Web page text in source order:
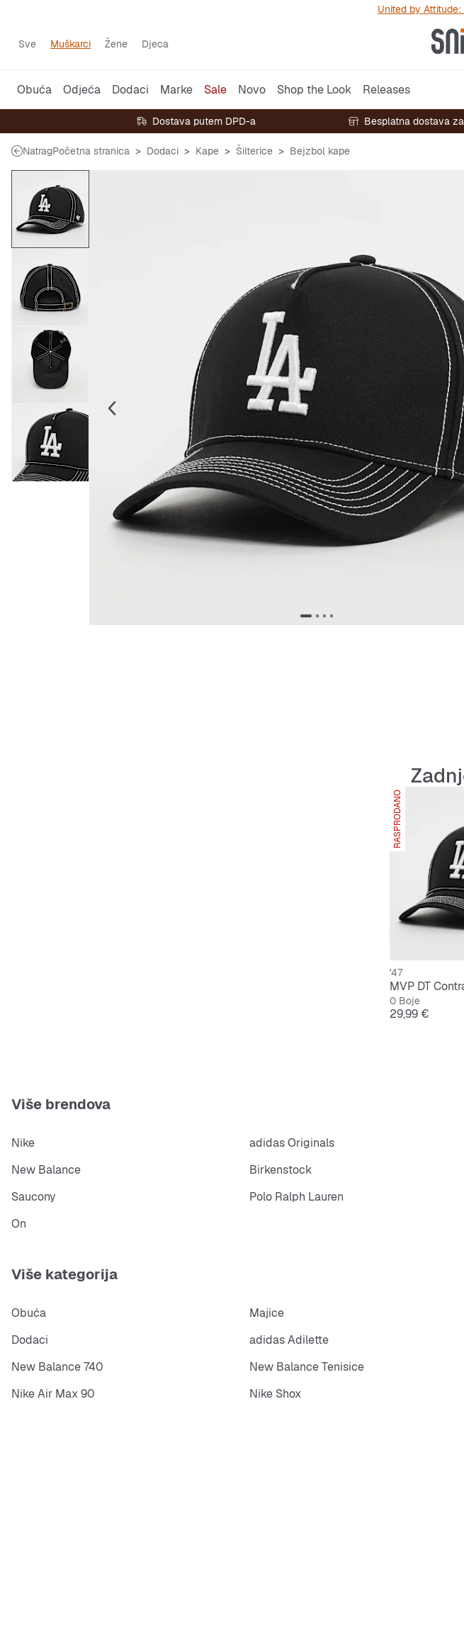
United by
Sve Muškarci Žene Djeca
Obuća Odjeća Dodaci Marke Sale Novo Shop the Look Releases
Dostava putem DPD-a Besplatna dostava
NatragPočetna stranica Dodaci Kape Šilterice Bejzbol kape
RASPRODANO
'47
0 Boje
Cijena
29,99 €
Više brendova
Nike adidas Originals
New Balance
Birkenstock
Saucony
Polo Ralph Lauren
On
Više kategorija
Obuća Majice
Dodaci
adidas Adilette
New Balance 740
New Balance Tenisice
Nike Air Max 90
Nike Shox